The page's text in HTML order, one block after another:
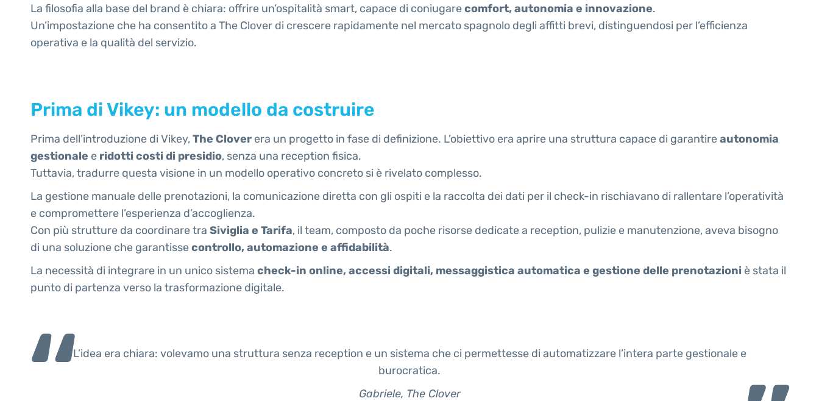
La filosofia alla base del brand è chiara: offrire un’ospitalità smart, capace di coniugarecomfort, autonomia e innovazione.
Un’impostazione che ha consentito a The Clover di crescere rapidamente nel mercato spagnolo degli affitti brevi, distinguendosi per l’efficienza
operativa e la qualità del servizio.
Prima di Vikey: un modello da costruire
Prima dell’introduzione di Vikey,The Clover era un progetto in fase di definizione. L’obiettivo era aprire una struttura capace di garantireautonomia
gestionale e ridotti costi di presidio, senza una reception fisica.
Tuttavia, tradurre questa visione in un modello operativo concreto si è rivelato complesso.
La gestione manuale delle prenotazioni, la comunicazione diretta con gli ospiti e la raccolta dei dati per il check-in rischiavano di rallentare l’operatività
e compromettere l’esperienza d’accoglienza.
Con più strutture da coordinare tra Siviglia e Tarifa, il team, composto da poche risorse dedicate a reception, pulizie e manutenzione, aveva bisogno
di una soluzione che garantissecontrollo, automazione e affidabilità.
La necessità di integrare in un unico sistema check-in online, accessi digitali, messaggistica automatica e gestione delle prenotazioni è stata il
punto di partenza verso la trasformazione digitale.
L’idea era chiara: volevamo una struttura senza reception e un sistema che ci permettesse di automatizzare l’intera parte gestionale e
burocratica.
Gabriele, The Clover